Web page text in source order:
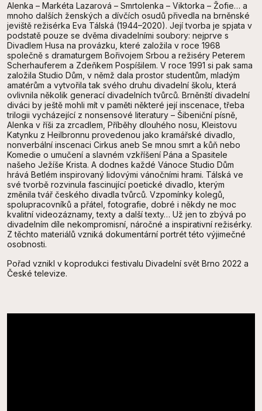
Alenka – Markéta Lazarová – Smrtolenka – Viktorka – Žofie… a
mnoho dalších ženských a dívčích osudů přivedla na brněnské
jeviště režisérka Eva Tálská (1944–2020). Její tvorba je spjata v
podstatě pouze se dvěma divadelními soubory: nejprve s
Divadlem Husa na provázku, které založila v roce 1968
společně s dramaturgem Bořivojem Srbou a režiséry Peterem
Scherhauferem a Zdeňkem Pospíšilem. V roce 1991 si pak sama
založila Studio Dům, v němž dala prostor studentům, mladým
amatérům a vytvořila tak svého druhu divadelní školu, která
ovlivnila několik generací divadelních tvůrců. Brněnští divadelní
diváci by ještě mohli mít v paměti některé její inscenace, třeba
trilogii vycházející z nonsensové literatury – Šibeniční písně,
Alenka v říši za zrcadlem, Příběhy dlouhého nosu, Kleistovu
Katynku z Heilbronnu provedenou jako kramářské divadlo,
nonverbální inscenaci Cirkus aneb Se mnou smrt a kůň nebo
Komedie o umučení a slavném vzkříšení Pána a Spasitele
našeho Ježíše Krista. A dodnes každé Vánoce Studio Dům
hrává Betlém inspirovaný lidovými vánočními hrami. Tálská ve
své tvorbě rozvinula fascinující poetické divadlo, kterým
změnila tvář českého divadla tvůrců. Vzpomínky kolegů,
spolupracovníků a přátel, fotografie, dobré i někdy ne moc
kvalitní videozáznamy, texty a další texty… Už jen to zbývá po
divadelním díle nekompromisní, náročné a inspirativní režisérky.
Z těchto materiálů vzniká dokumentární portrét této výjimečné
osobnosti.
Pořad vznikl v koprodukci festivalu Divadelní svět Brno 2022 a
České televize.